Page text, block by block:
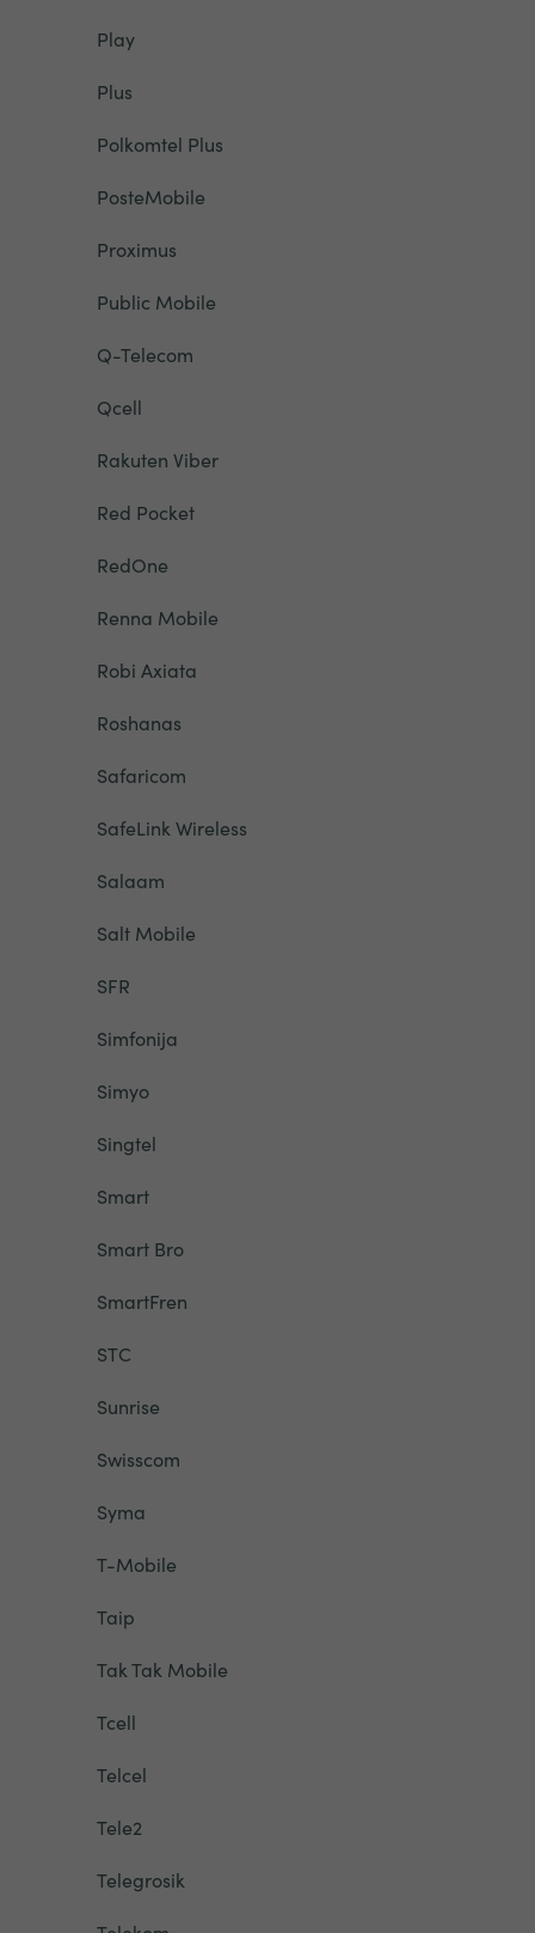
Play
Plus
Polkomtel Plus
PosteMobile
Proximus
Public Mobile
Q-Telecom
Qcell
Rakuten Viber
Red Pocket
RedOne
Renna Mobile
Robi Axiata
Roshanas
Safaricom
SafeLink Wireless
Salaam
Salt Mobile
SFR
Simfonija
Simyo
Singtel
Smart
Smart Bro
SmartFren
STC
Sunrise
Swisscom
Syma
T-Mobile
Taip
Tak Tak Mobile
Tcell
Telcel
Tele2
Telegrosik